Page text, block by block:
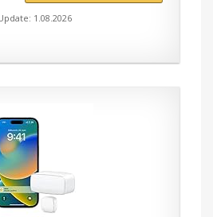
1.08.2026